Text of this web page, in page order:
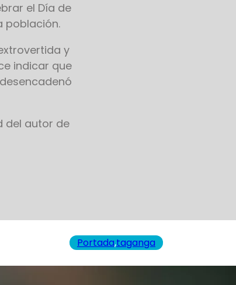
el Día de
población.
y
indicar que
del autor de
Portada,taganga